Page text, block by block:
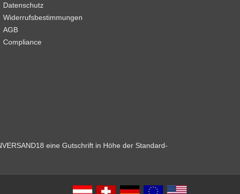
Datenschutz
Widerrufsbestimmungen
AGB
Compliance
eine Gutschrift in Höhe der Standard-